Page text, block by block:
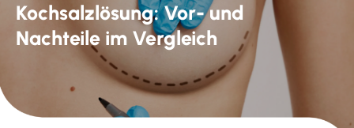
Kochsalzlösung: Vor- und
Nachteile im Vergleich